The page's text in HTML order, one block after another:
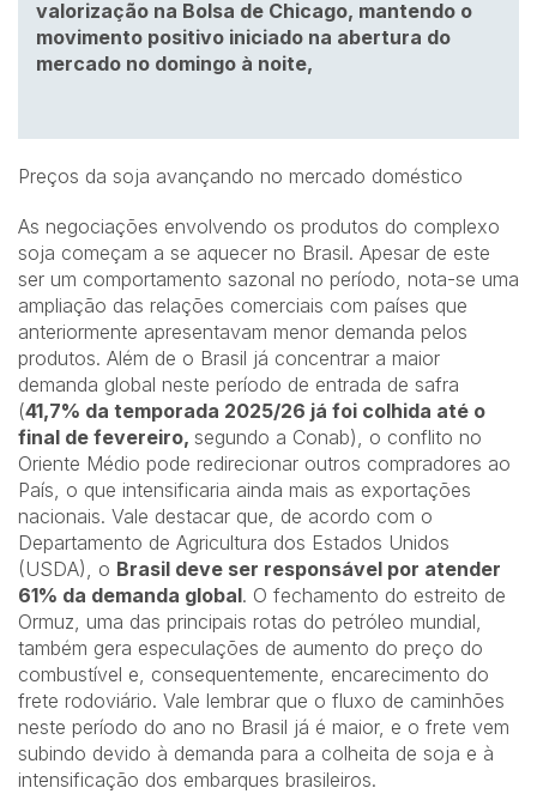
valorização na Bolsa de Chicago, mantendo o
movimento positivo iniciado na abertura do
mercado no domingo à noite,
Preços da soja avançando no mercado doméstico
As negociações envolvendo os produtos do complexo
soja começam a se aquecer no Brasil. Apesar de este
ser um comportamento sazonal no período, nota-se uma
ampliação das relações comerciais com países que
anteriormente apresentavam menor demanda pelos
produtos. Além de o Brasil já concentrar a maior
demanda global neste período de entrada de safra
(41,7% da temporada 2025/26 já foi colhida até o
final de fevereiro, segundo a Conab), o conflito no
Oriente Médio pode redirecionar outros compradores ao
País, o que intensificaria ainda mais as exportações
nacionais. Vale destacar que, de acordo com o
Departamento de Agricultura dos Estados Unidos
(USDA), o Brasil deve ser responsável por atender
61% da demanda global. O fechamento do estreito de
Ormuz, uma das principais rotas do petróleo mundial,
também gera especulações de aumento do preço do
combustível e, consequentemente, encarecimento do
frete rodoviário. Vale lembrar que o fluxo de caminhões
neste período do ano no Brasil já é maior, e o frete vem
subindo devido à demanda para a colheita de soja e à
intensificação dos embarques brasileiros.